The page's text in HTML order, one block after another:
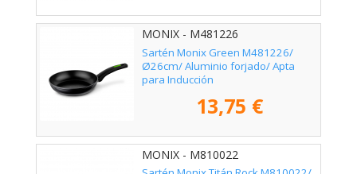
MONIX - M481226
Sartén Monix Green M481226/
Ø26cm/ Aluminio forjado/ Apta
para Inducción
13,75 €
MONIX - M810022